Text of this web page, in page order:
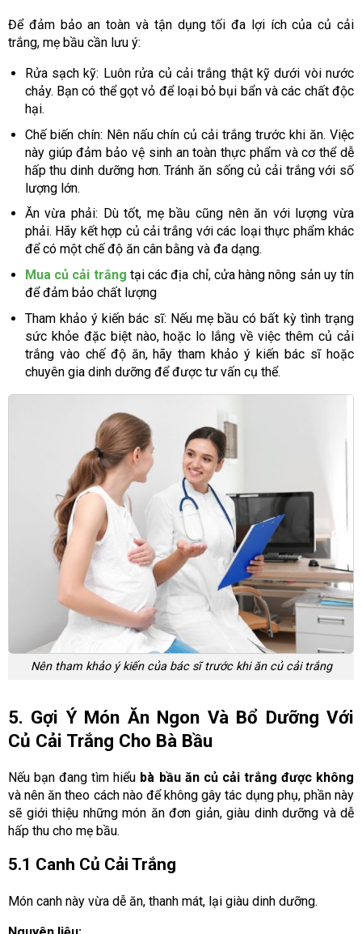
Để đảm bảo an toàn và tận dụng tối đa lợi ích của củ cải
trắng, mẹ bầu cần lưu ý:
Rửa sạch kỹ: Luôn rửa củ cải trắng thật kỹ dưới vòi nước
chảy. Bạn có thể gọt vỏ để loại bỏ bụi bẩn và các chất độc
hại.
Chế biến chín: Nên nấu chín củ cải trắng trước khi ăn. Việc
này giúp đảm bảo vệ sinh an toàn thực phẩm và cơ thể dễ
hấp thu dinh dưỡng hơn. Tránh ăn sống củ cải trắng với số
lượng lớn.
Ăn vừa phải: Dù tốt, mẹ bầu cũng nên ăn với lượng vừa
phải. Hãy kết hợp củ cải trắng với các loại thực phẩm khác
để có một chế độ ăn cân bằng và đa dạng.
Mua củ cải trắng tại các địa chỉ, cửa hàng nông sản uy tín
để đảm bảo chất lượng
Tham khảo ý kiến bác sĩ: Nếu mẹ bầu có bất kỳ tình trạng
sức khỏe đặc biệt nào, hoặc lo lắng về việc thêm củ cải
trắng vào chế độ ăn, hãy tham khảo ý kiến bác sĩ hoặc
chuyên gia dinh dưỡng để được tư vấn cụ thể.
Nên tham khảo ý kiến của bác sĩ trước khi ăn củ cải trắng
5. Gợi Ý Món Ăn Ngon Và Bổ Dưỡng Với
Củ Cải Trắng Cho Bà Bầu
Nếu bạn đang tìm hiểu bà bầu ăn củ cải trắng được không
và nên ăn theo cách nào để không gây tác dụng phụ, phần này
sẽ giới thiệu những món ăn đơn giản, giàu dinh dưỡng và dễ
hấp thu cho mẹ bầu.
5.1 Canh Củ Cải Trắng
Món canh này vừa dễ ăn, thanh mát, lại giàu dinh dưỡng.